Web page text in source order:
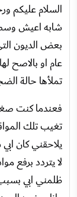
السلام عليكم
شابه اعيش وسط
بعض الديون
عام او بالاصح
تملأها حالة
فعندما كنت
تغيب تلك
يلاحقني كان
لا يتردد برفع
ظلمني ابي